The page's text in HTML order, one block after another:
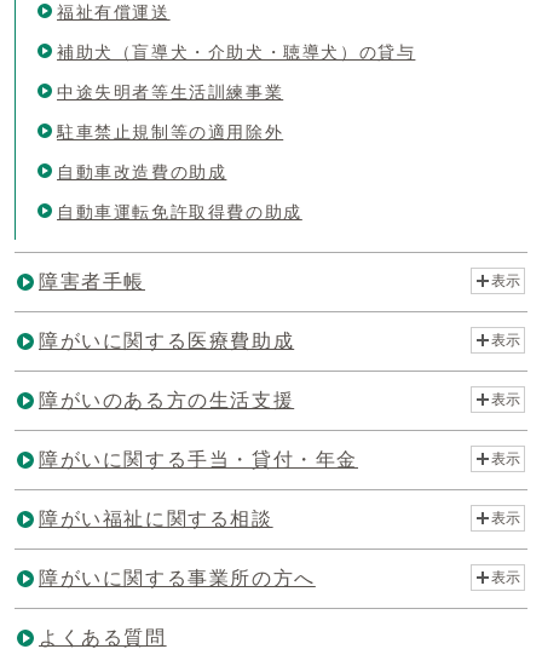
福祉有償運送
補助犬（盲導犬・介助犬・聴導犬）の貸与
中途失明者等生活訓練事業
駐車禁止規制等の適用除外
自動車改造費の助成
自動車運転免許取得費の助成
障害者手帳 表示
障がいに関する医療費助成 表示
障がいのある方の生活支援 表示
障がいに関する手当・貸付・年金 表示
障がい福祉に関する相談 表示
障がいに関する事業所の方へ 表示
よくある質問